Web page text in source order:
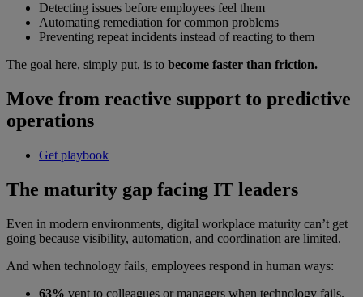
Detecting issues before employees feel them
Automating remediation for common problems
Preventing repeat incidents instead of reacting to them
The goal here, simply put, is to become faster than friction.
Move from reactive support to predictive
operations
Get playbook
The maturity gap facing IT leaders
Even in modern environments, digital workplace maturity can’t get
going because visibility, automation, and coordination are limited.
And when technology fails, employees respond in human ways:
63% vent to colleagues or managers when technology fails.